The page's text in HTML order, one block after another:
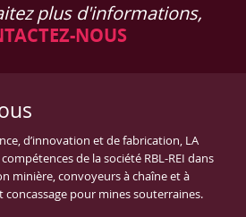
plus d'informations,
NOUS
d’innovation et de fabrication, LA
de la société RBL-REI dans
minière, convoyeurs à chaîne et à
concassage pour mines souterraines.